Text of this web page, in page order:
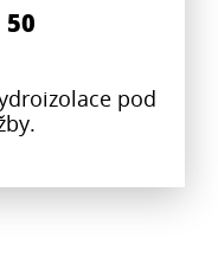
50
pod